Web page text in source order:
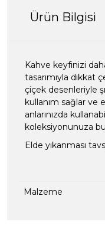
Ürün Bilgisi
Kahve keyfinizi
tasarımıyla dikkat
çiçek desenleriyle
kullanım sağlar ve
anlarınızda
koleksiyonunuza
Elde yıkanması
Malzeme